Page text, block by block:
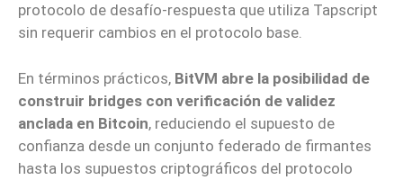
protocolo de desafío-respuesta que utiliza Tapscript
sin requerir cambios en el protocolo base.
En términos prácticos, BitVM abre la posibilidad de
construir bridges con verificación de validez
anclada en Bitcoin, reduciendo el supuesto de
confianza desde un conjunto federado de firmantes
hasta los supuestos criptográficos del protocolo